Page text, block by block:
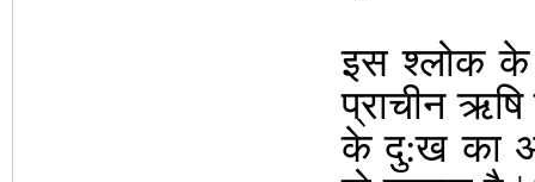
इस श्लोक के
प्राचीन ऋषि
के दु:ख का